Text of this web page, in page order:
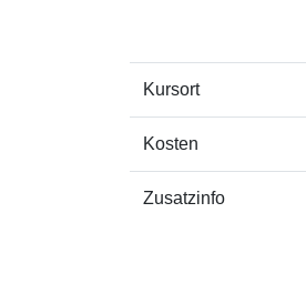
Kursort
Kosten
Zusatzinfo